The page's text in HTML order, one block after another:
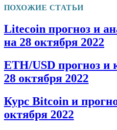
ПОХОЖИЕ СТАТЬИ
Litecoin прогноз и
на 28 октября 2022
ETH/USD прогноз и
28 октября 2022
Курс Bitcoin и
октября 2022